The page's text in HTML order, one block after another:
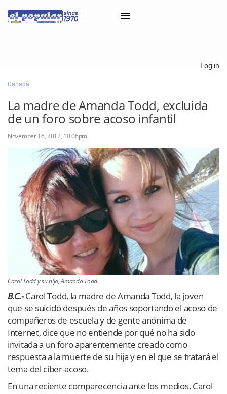
Classifieds
Categorías
×
Log in
Canadá
La madre de Amanda Todd, excluida
de un foro sobre acoso infantil
November 16, 2012, 10:06pm
Carol Todd y su hija, Amanda Todd.
B.C.-Carol Todd, la madre de Amanda Todd, la joven
que se suicidó después de años soportando el acoso de
compañeros de escuela y de gente anónima de
Internet, dice que no entiende por qué no ha sido
invitada a un foro aparentemente creado como
respuesta a la muerte de su hija y en el que se tratará el
tema del ciber-acoso.
En una reciente comparecencia ante los medios, Carol